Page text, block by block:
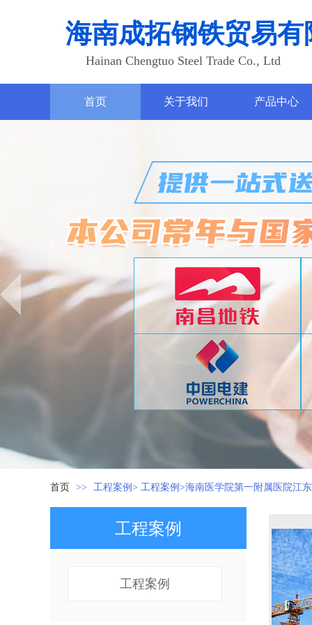
海南成拓钢铁贸易有
Hainan Chengtuo Steel Trade Co., Ltd
首页 关于我们 产品中心
首页 >> 工程案例> 工程案例>海南医学院第一附属医院江
工程案例
工程案例